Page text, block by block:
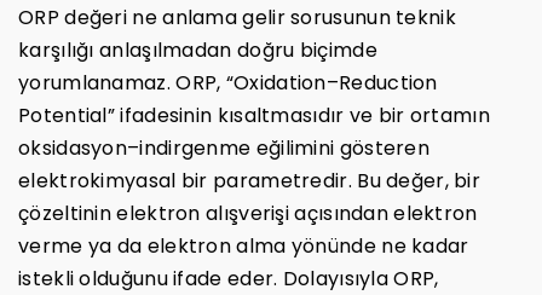
ORP değeri ne anlama gelir sorusunun teknik
karşılığı anlaşılmadan doğru biçimde
yorumlanamaz. ORP, “Oxidation–Reduction
Potential” ifadesinin kısaltmasıdır ve bir ortamın
oksidasyon–indirgenme eğilimini gösteren
elektrokimyasal bir parametredir. Bu değer, bir
çözeltinin elektron alışverişi açısından elektron
verme ya da elektron alma yönünde ne kadar
istekli olduğunu ifade eder. Dolayısıyla ORP,